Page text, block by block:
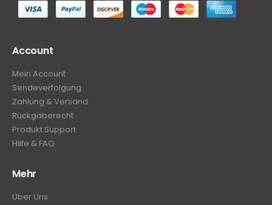
Account
Mein Account
Sendeverfolgung
Zahlung & Versand
Rückgaberecht
Produkt Support
Hilfe & FAQ
Mehr
Über Uns